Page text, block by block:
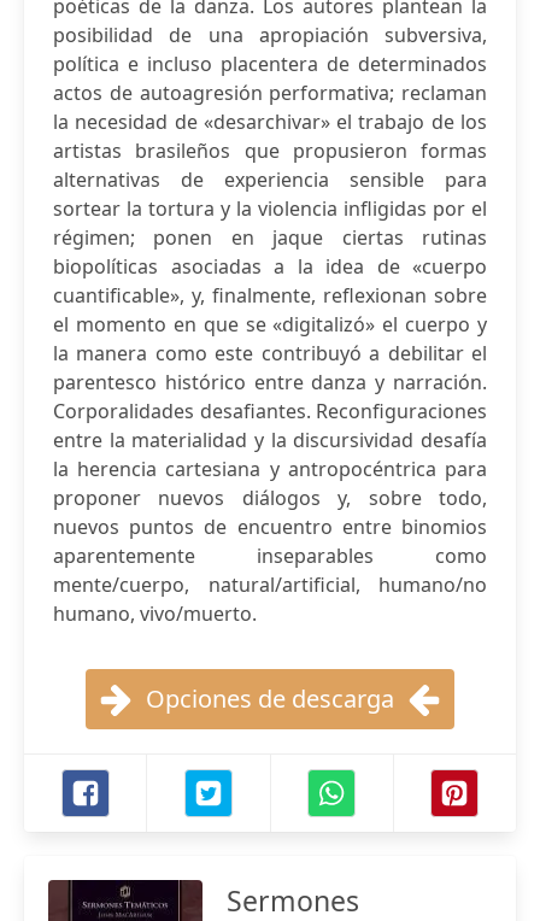
poéticas de la danza. Los autores plantean la
posibilidad de una apropiación subversiva,
política e incluso placentera de determinados
actos de autoagresión performativa; reclaman
la necesidad de «desarchivar» el trabajo de los
artistas brasileños que propusieron formas
alternativas de experiencia sensible para
sortear la tortura y la violencia infligidas por el
régimen; ponen en jaque ciertas rutinas
biopolíticas asociadas a la idea de «cuerpo
cuantificable», y, finalmente, reflexionan sobre
el momento en que se «digitalizó» el cuerpo y
la manera como este contribuyó a debilitar el
parentesco histórico entre danza y narración.
Corporalidades desafiantes. Reconfiguraciones
entre la materialidad y la discursividad desafía
la herencia cartesiana y antropocéntrica para
proponer nuevos diálogos y, sobre todo,
nuevos puntos de encuentro entre binomios
aparentemente inseparables como
mente/cuerpo, natural/artificial, humano/no
humano, vivo/muerto.
Opciones de descarga
Sermones